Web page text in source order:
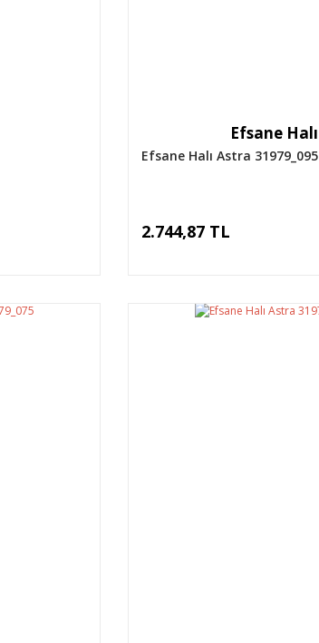
Efsane Halı
Efsane Halı Astra 31979_095
2.744,87 TL